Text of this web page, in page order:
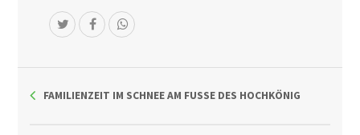
FAMILIENZEIT IM SCHNEE AM FUSSE DES HOCHKÖNIG